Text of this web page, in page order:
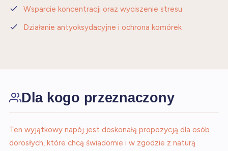
Wsparcie koncentracji oraz wyciszenie stresu
Działanie antyoksydacyjne i ochrona komórek
Dla kogo przeznaczony
Ten wyjątkowy napój jest doskonałą propozycją dla osób
dorosłych, które chcą świadomie i w zgodzie z naturą